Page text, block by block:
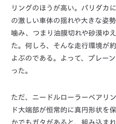
リングのほうが高い。パリダカ
の激しい車体の揺れや大きな姿
噛み、つまり油膜切れや砂漠ゆ
た。何しろ、そんな走行環境が
よぶのである。よって、プレー
った。
ただ、ニードルローラーベアリ
ド大端部が恒常的に真円形状を
かでもガタがあると、組み込ま